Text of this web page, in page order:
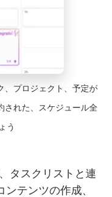
、プロジェクト、予定が
された、スケジュール全
う
タスクリストと連
テンツの作成、